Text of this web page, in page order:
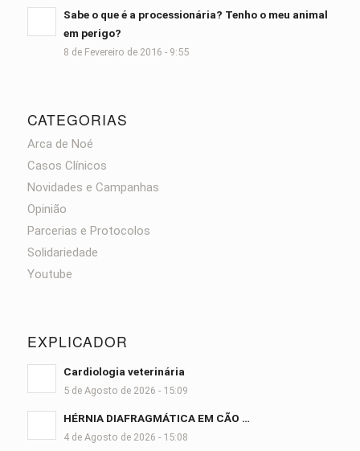
Sabe o que é a processionária? Tenho o meu animal
em perigo?
8 de Fevereiro de 2016 - 9:55
CATEGORIAS
Arca de Noé
Casos Clínicos
Novidades e Campanhas
Opinião
Parcerias e Protocolos
Solidariedade
Youtube
EXPLICADOR
Cardiologia veterinária
5 de Agosto de 2026 - 15:09
HÉRNIA DIAFRAGMÁTICA EM CÃO …
4 de Agosto de 2026 - 15:08